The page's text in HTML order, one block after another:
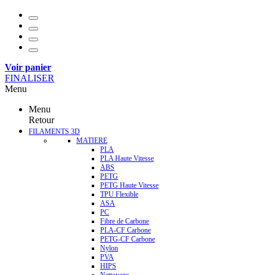
Voir panier
FINALISER
Menu
Menu
Retour
FILAMENTS 3D
MATIERE
PLA
PLA Haute Vitesse
ABS
PETG
PETG Haute Vitesse
TPU Flexible
ASA
PC
Fibre de Carbone
PLA-CF Carbone
PETG-CF Carbone
Nylon
PVA
HIPS